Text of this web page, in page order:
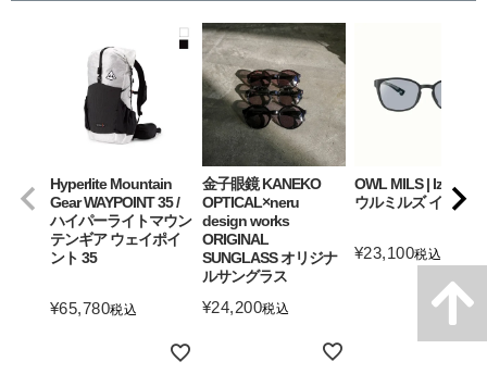
Hyperlite Mountain
Gear WAYPOINT 35 /
ハイパーライトマウン
テンギア ウェイポイ
ント 35
¥65,780税込
金子眼鏡 KANEKO
OPTICAL×neru
design works
ORIGINAL
SUNGLASS オリジナ
ルサングラス
¥24,200税込
OWL MILS | Izanagi
ウルミルズ イザナギ
¥23,100税込
詳細を見る